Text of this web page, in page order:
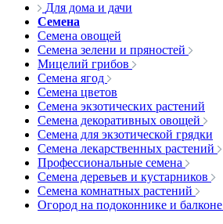
Для дома и дачи
Семена
Семена овощей
Семена зелени и пряностей
Мицелий грибов
Семена ягод
Семена цветов
Семена экзотических растений
Семена декоративных овощей
Семена для экзотической грядки
Семена лекарственных растений
Профессиональные семена
Семена деревьев и кустарников
Семена комнатных растений
Огород на подоконнике и балконе